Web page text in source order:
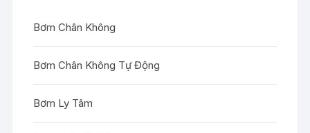
Bơm Chân Không
Bơm Chân Không Tự Động
Bơm Ly Tâm